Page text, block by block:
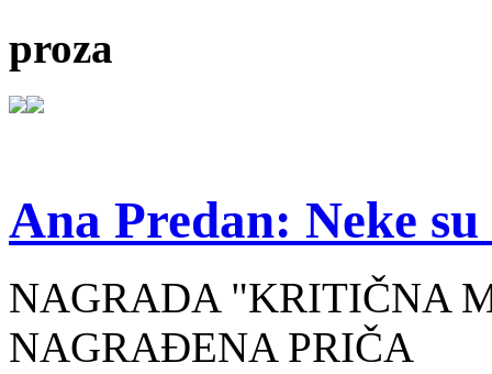
proza
Ana Predan: Neke
NAGRADA "KRITIČNA
NAGRAĐENA PRIČA